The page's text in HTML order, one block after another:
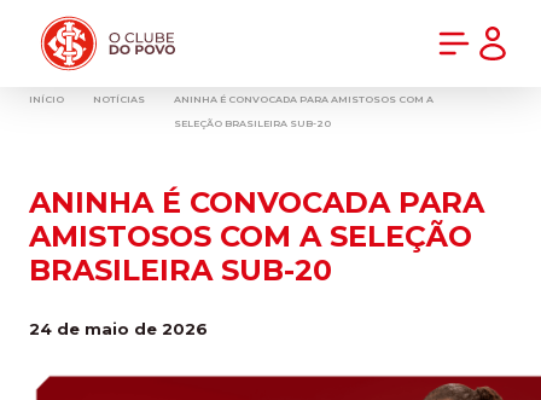
INÍCIO NOTÍCIAS
ANINHA É CONVOCADA PARA AMISTOSOS COM A
SELEÇÃO BRASILEIRA SUB-20
ANINHA É CONVOCADA PARA
AMISTOSOS COM A SELEÇÃO
BRASILEIRA SUB-20
24 de maio de 2026